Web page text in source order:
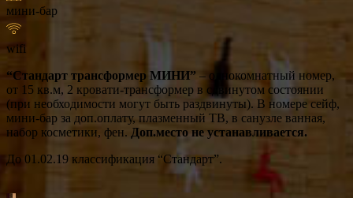
мини-бар
wifi
“Стандарт трансформер МИНИ” – однокомнатный номер,
от 15 кв.м, 2 кровати-трансформер в сдвинутом состоянии
(при необходимости могут быть раздвинуты). В номере сейф,
мини-бар за доп.оплату, плазменный ТВ, в санузле ванная,
набор косметики, фен. Доп.место не устанавливается.
До 01.02.19 классификация “Стандарт”.